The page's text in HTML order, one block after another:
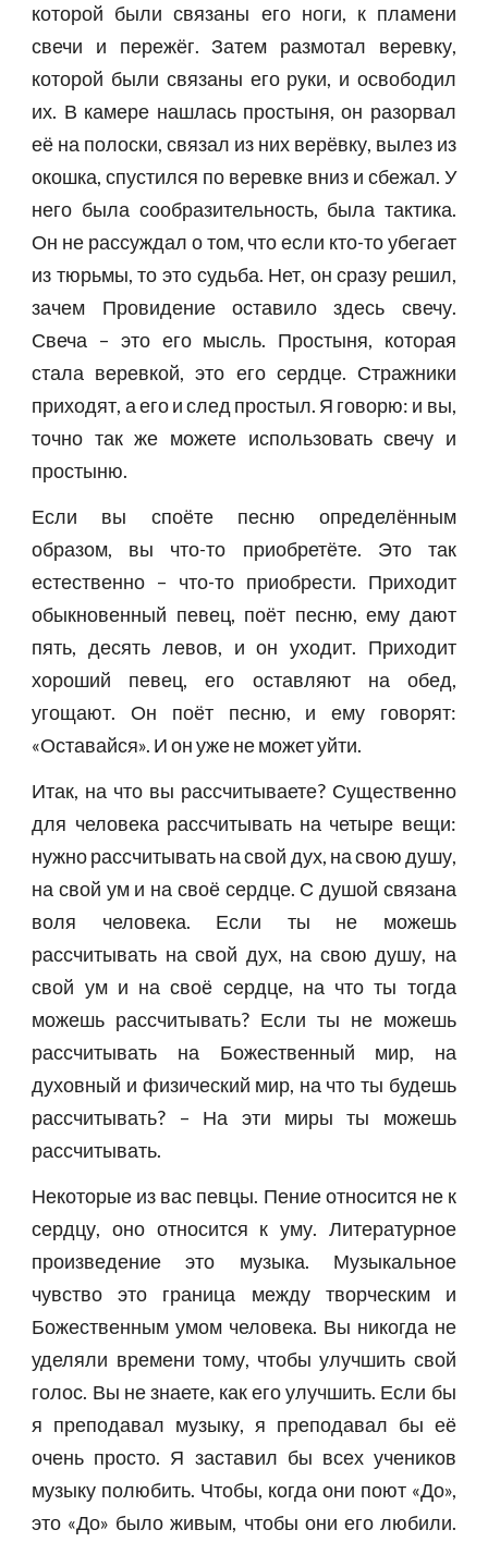
которой были связаны его ноги, к пламени
свечи и пережёг. Затем размотал веревку,
которой были связаны его руки, и освободил
их. В камере нашлась простыня, он разорвал
её на полоски, связал из них верёвку, вылез из
окошка, спустился по веревке вниз и сбежал. У
него была сообразительность, была тактика.
Он не рассуждал о том, что если кто-то убегает
из тюрьмы, то это судьба. Нет, он сразу решил,
зачем Провидение оставило здесь свечу.
Свеча – это его мысль. Простыня, которая
стала веревкой, это его сердце. Стражники
приходят, а его и след простыл. Я говорю: и вы,
точно так же можете использовать свечу и
простыню.
Если вы споёте песню определённым
образом, вы что-то приобретёте. Это так
естественно – что-то приобрести. Приходит
обыкновенный певец, поёт песню, ему дают
пять, десять левов, и он уходит. Приходит
хороший певец, его оставляют на обед,
угощают. Он поёт песню, и ему говорят:
«Оставайся». И он уже не может уйти.
Итак, на что вы рассчитываете? Существенно
для человека рассчитывать на четыре вещи:
нужно рассчитывать на свой дух, на свою душу,
на свой ум и на своё сердце. С душой связана
воля человека. Если ты не можешь
рассчитывать на свой дух, на свою душу, на
свой ум и на своё сердце, на что ты тогда
можешь рассчитывать? Если ты не можешь
рассчитывать на Божественный мир, на
духовный и физический мир, на что ты будешь
рассчитывать? – На эти миры ты можешь
рассчитывать.
Некоторые из вас певцы. Пение относится не к
сердцу, оно относится к уму. Литературное
произведение это музыка. Музыкальное
чувство это граница между творческим и
Божественным умом человека. Вы никогда не
уделяли времени тому, чтобы улучшить свой
голос. Вы не знаете, как его улучшить. Если бы
я преподавал музыку, я преподавал бы её
очень просто. Я заставил бы всех учеников
музыку полюбить. Чтобы, когда они поют «До»,
это «До» было живым, чтобы они его любили.